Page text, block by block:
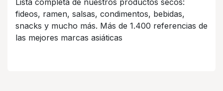
Lista completa de nuestros productos secos:
fideos, ramen, salsas, condimentos, bebidas,
snacks y mucho más. Más de 1.400 referencias de
las mejores marcas asiáticas